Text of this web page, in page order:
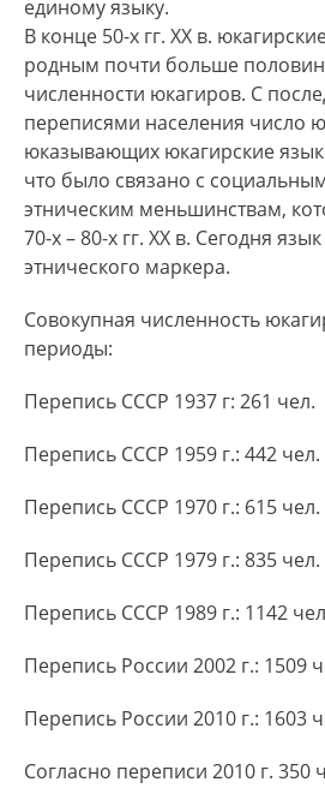
единому языку.
В конце 50-х гг. XX в.
родным почти больше
численности юкагиров. С
переписями населения число
юказывающих юкагирские
что было связано с
этническим меньшинствам,
70-х – 80-х гг. XX в. Сегодня
этнического маркера.
Совокупная численность
периоды:
Перепись СССР 1937 г: 261 чел.
Перепись СССР 1959 г.: 442 чел.
Перепись СССР 1970 г.: 615 чел.
Перепись СССР 1979 г.: 835 чел.
Перепись СССР 1989 г.: 1142
Перепись России 2002 г.: 1509
Перепись России 2010 г.: 1603
Согласно переписи 2010 г. 350